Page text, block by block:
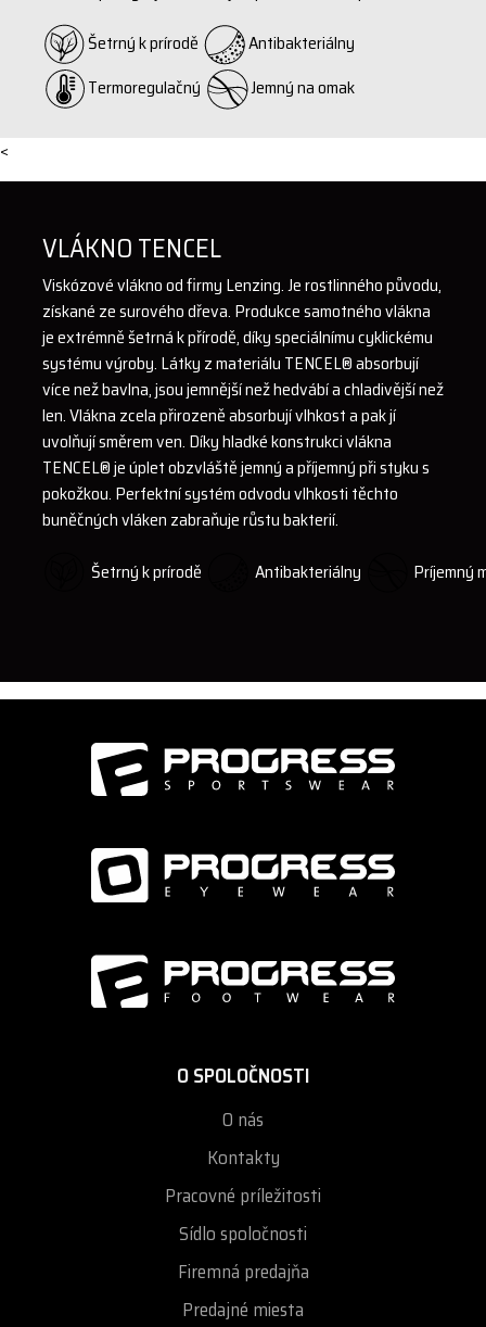
Šetrný k prírodě
Antibakteriálny
Termoregulačný
Jemný na omak
<
VLÁKNO TENCEL
Viskózové vlákno od firmy Lenzing. Je rostlinného původu,
získané ze surového dřeva. Produkce samotného vlákna
je extrémně šetrná k přírodě, díky speciálnímu cyklickému
systému výroby. Látky z materiálu TENCEL® absorbují
více než bavlna, jsou jemnější než hedvábí a chladivější než
len. Vlákna zcela přirozeně absorbují vlhkost a pak jí
uvolňují směrem ven. Díky hladké konstrukci vlákna
TENCEL® je úplet obzvláště jemný a příjemný při styku s
pokožkou. Perfektní systém odvodu vlhkosti těchto
buněčných vláken zabraňuje růstu bakterií.
Šetrný k prírodě
Antibakteriálny Príjemný
O SPOLOČNOSTI
O nás
Kontakty
Pracovné príležitosti
Sídlo spoločnosti
Firemná predajňa
Predajné miesta